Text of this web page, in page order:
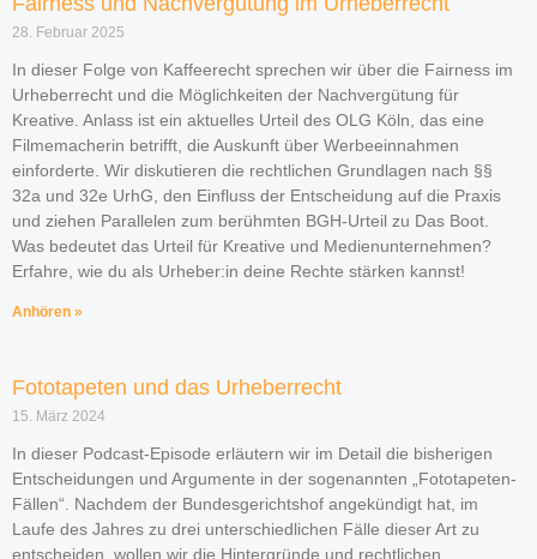
28. Februar 2025
In dieser Folge von Kaffeerecht sprechen wir über die Fairness im
Urheberrecht und die Möglichkeiten der Nachvergütung für
Kreative. Anlass ist ein aktuelles Urteil des OLG Köln, das eine
Filmemacherin betrifft, die Auskunft über Werbeeinnahmen
einforderte. Wir diskutieren die rechtlichen Grundlagen nach §§
32a und 32e UrhG, den Einfluss der Entscheidung auf die Praxis
und ziehen Parallelen zum berühmten BGH-Urteil zu Das Boot.
Was bedeutet das Urteil für Kreative und Medienunternehmen?
Erfahre, wie du als Urheber:in deine Rechte stärken kannst!
Anhören »
Fototapeten und das Urheberrecht
15. März 2024
In dieser Podcast-Episode erläutern wir im Detail die bisherigen
Entscheidungen und Argumente in der sogenannten „Fototapeten-
Fällen“. Nachdem der Bundesgerichtshof angekündigt hat, im
Laufe des Jahres zu drei unterschiedlichen Fälle dieser Art zu
entscheiden, wollen wir die Hintergründe und rechtlichen